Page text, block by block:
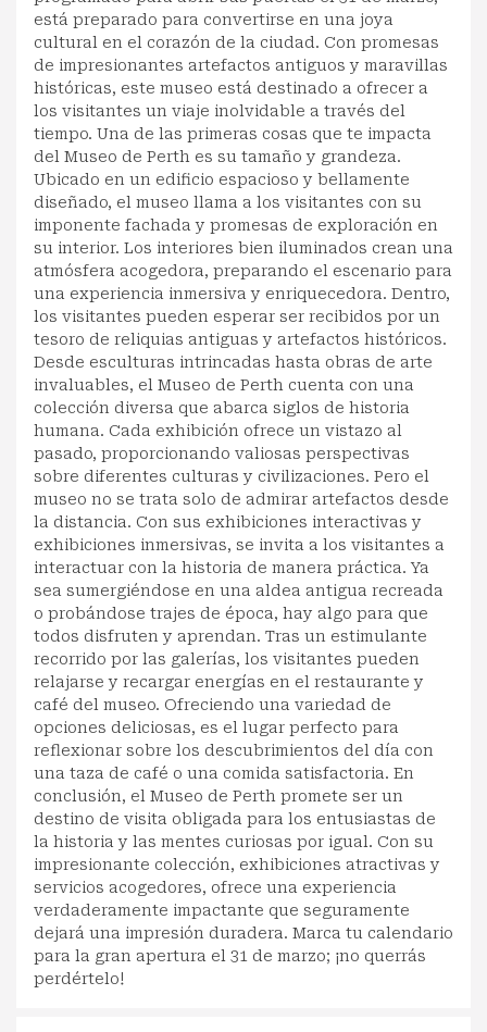
está preparado para convertirse en una joya
cultural en el corazón de la ciudad. Con promesas
de impresionantes artefactos antiguos y maravillas
históricas, este museo está destinado a ofrecer a
los visitantes un viaje inolvidable a través del
tiempo. Una de las primeras cosas que te impacta
del Museo de Perth es su tamaño y grandeza.
Ubicado en un edificio espacioso y bellamente
diseñado, el museo llama a los visitantes con su
imponente fachada y promesas de exploración en
su interior. Los interiores bien iluminados crean una
atmósfera acogedora, preparando el escenario para
una experiencia inmersiva y enriquecedora. Dentro,
los visitantes pueden esperar ser recibidos por un
tesoro de reliquias antiguas y artefactos históricos.
Desde esculturas intrincadas hasta obras de arte
invaluables, el Museo de Perth cuenta con una
colección diversa que abarca siglos de historia
humana. Cada exhibición ofrece un vistazo al
pasado, proporcionando valiosas perspectivas
sobre diferentes culturas y civilizaciones. Pero el
museo no se trata solo de admirar artefactos desde
la distancia. Con sus exhibiciones interactivas y
exhibiciones inmersivas, se invita a los visitantes a
interactuar con la historia de manera práctica. Ya
sea sumergiéndose en una aldea antigua recreada
o probándose trajes de época, hay algo para que
todos disfruten y aprendan. Tras un estimulante
recorrido por las galerías, los visitantes pueden
relajarse y recargar energías en el restaurante y
café del museo. Ofreciendo una variedad de
opciones deliciosas, es el lugar perfecto para
reflexionar sobre los descubrimientos del día con
una taza de café o una comida satisfactoria. En
conclusión, el Museo de Perth promete ser un
destino de visita obligada para los entusiastas de
la historia y las mentes curiosas por igual. Con su
impresionante colección, exhibiciones atractivas y
servicios acogedores, ofrece una experiencia
verdaderamente impactante que seguramente
dejará una impresión duradera. Marca tu calendario
para la gran apertura el 31 de marzo; ¡no querrás
perdértelo!